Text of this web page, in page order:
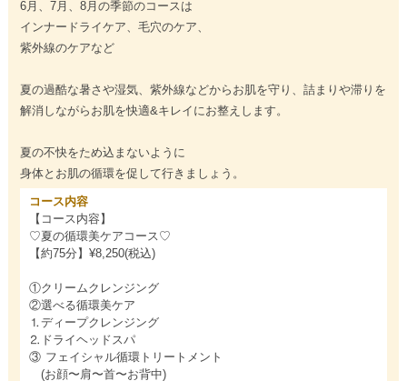
6月、7月、8月の季節のコースは
インナードライケア、毛穴のケア、
紫外線のケアなど
夏の過酷な暑さや湿気、紫外線などからお肌を守り、詰まりや滞りを
解消しながらお肌を快適&キレイにお整えします。
夏の不快をため込まないように
身体とお肌の循環を促して行きましょう。
コース内容
【コース内容】
♡夏の循環美ケアコース♡
【約75分】¥8,250(税込)
①クリームクレンジング
②選べる循環美ケア
⒈ディープクレンジング
⒉ドライヘッドスパ
③ フェイシャル循環トリートメント
(お顔〜肩〜首〜お背中)